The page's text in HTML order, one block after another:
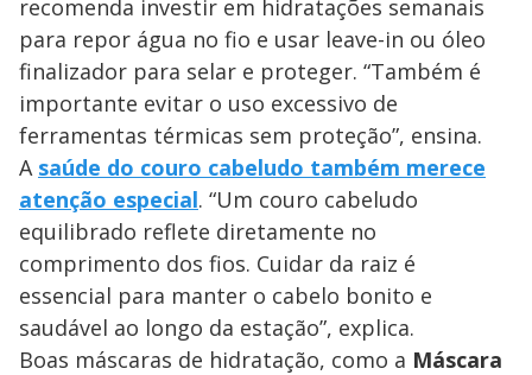
recomenda investir em hidratações semanais
para repor água no fio e usar leave-in ou óleo
finalizador para selar e proteger. “Também é
importante evitar o uso excessivo de
ferramentas térmicas sem proteção”, ensina.
A saúde do couro cabeludo também merece
atenção especial. “Um couro cabeludo
equilibrado reflete diretamente no
comprimento dos fios. Cuidar da raiz é
essencial para manter o cabelo bonito e
saudável ao longo da estação”, explica.
Boas máscaras de hidratação, como a Máscara